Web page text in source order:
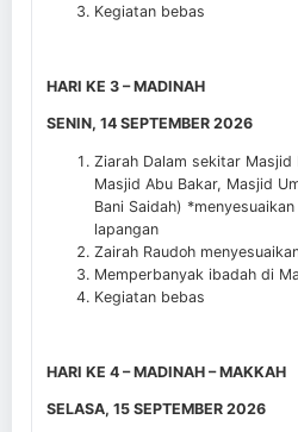
Kegiatan bebas
HARI KE 3 – MADINAH
SENIN, 14 SEPTEMBER 2026
Ziarah Dalam sekitar Masjid
Masjid Abu Bakar, Masjid
Bani Saidah)
lapangan
Zairah Raudoh
Memperbanyak ibadah di
Kegiatan bebas
HARI KE 4 – MADINAH – MAKKAH
SELASA, 15 SEPTEMBER 2026